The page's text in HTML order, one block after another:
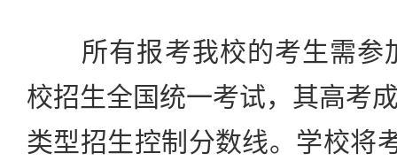
所有报考我校的考生需参
校招生全国统一考试，其高考
类型招生控制分数线。学校将